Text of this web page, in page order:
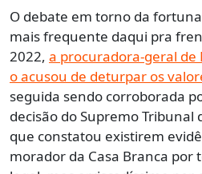
O debate em torno da
mais frequente daqui pra
2022, a procuradora-geral de
o acusou de deturpar os
seguida sendo corroborada
decisão do Supremo Tribunal
que constatou existirem
morador da Casa Branca por